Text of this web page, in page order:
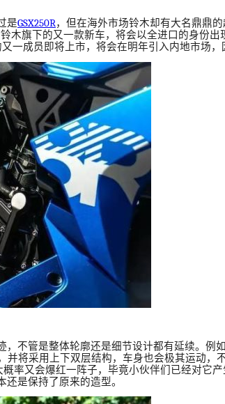
是GSX250R，但在海外市场铃木却有大名鼎鼎
铃木旗下的又一款新车，将会以全进口的身份出
一成员即将上市，将会在明年引入内地市场
，不管是整体轮廓还是细节设计都有延续。例
并将采用上下双层结构，车身也会极其运动，
率又会爆红一阵子，毕竟小伙伴们已经对它
是保持了原来的造型。